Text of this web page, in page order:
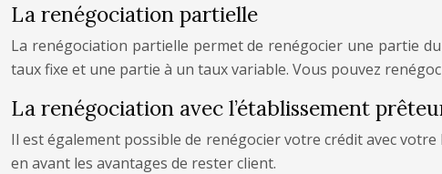
La renégociation partielle
La renégociation partielle permet de renégocier une partie
taux fixe et une partie à un taux variable. Vous pouvez
La renégociation avec l’établissement
Il est également possible de renégocier votre crédit avec
en avant les avantages de rester client.